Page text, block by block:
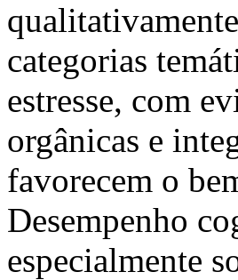
categorias
estresse, com
orgânicas e
favorecem o
Desempenho
especialmente